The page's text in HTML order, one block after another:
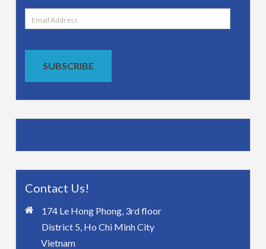
Email
Address
SUBSCRIBE
Contact Us!
174 Le Hong Phong, 3rd floor
District 5, Ho Chi Minh City
Vietnam